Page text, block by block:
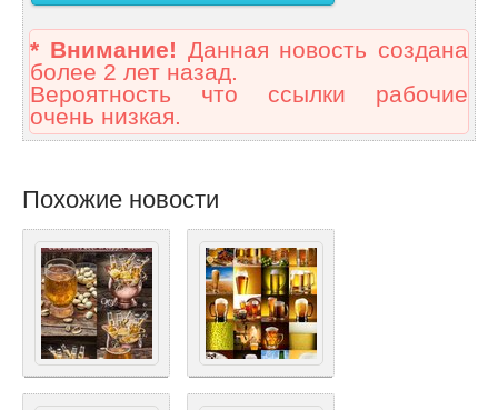
* Внимание! Данная новость создана
более 2 лет назад.
Вероятность что ссылки рабочие
очень низкая.
Похожие новости